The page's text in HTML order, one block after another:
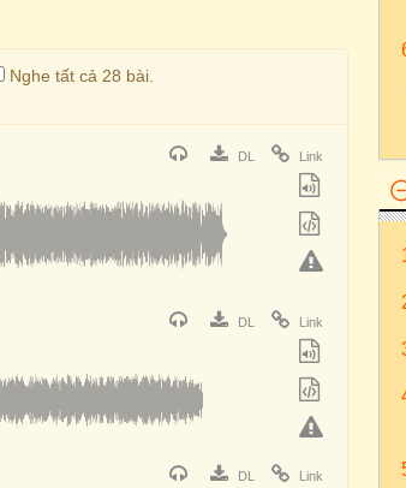
Nghe tất cả 28 bài.
DL Link
DL Link
DL Link